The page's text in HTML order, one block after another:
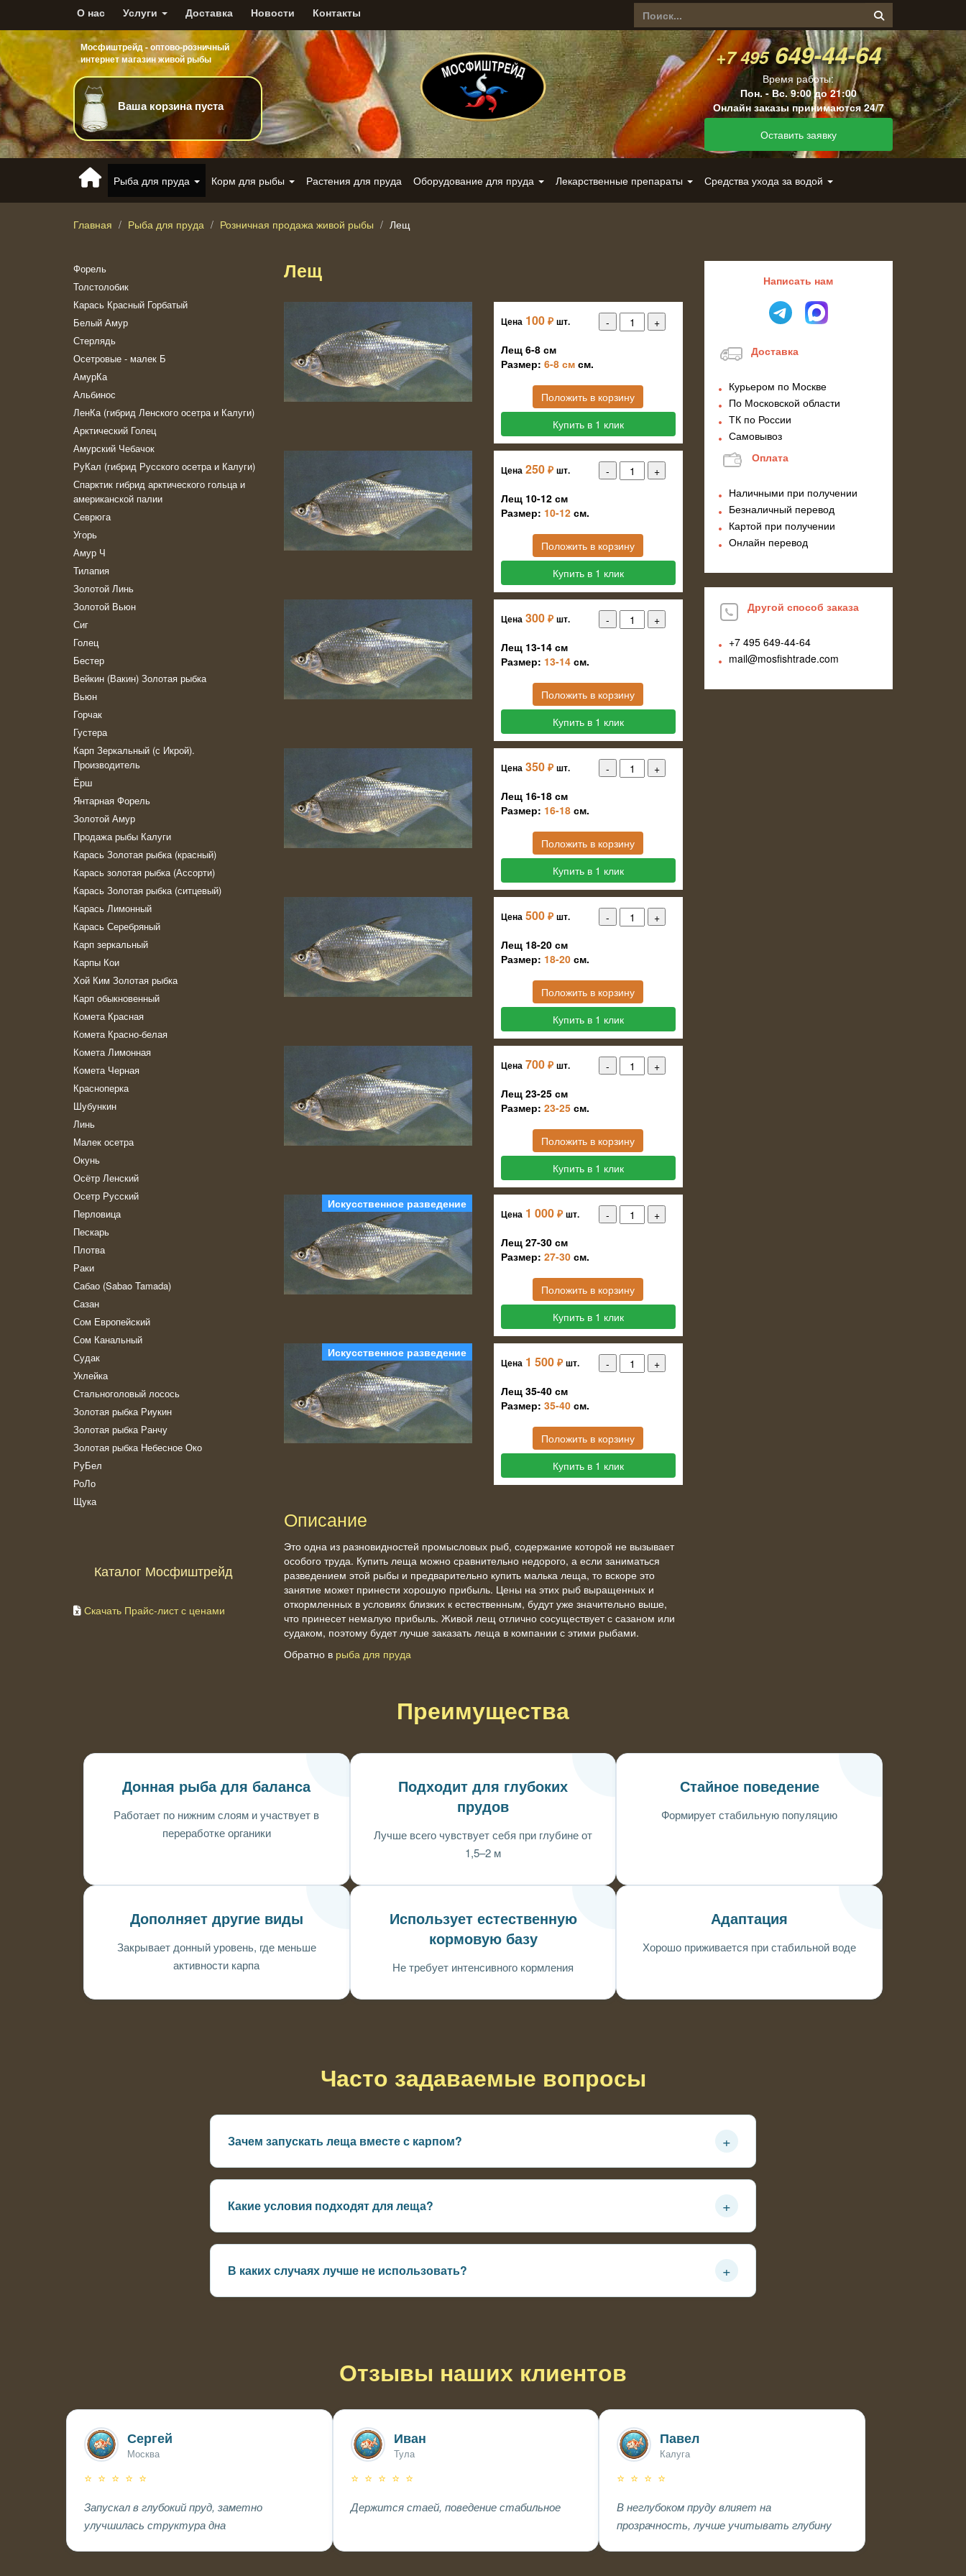
О нас Услуги Доставка Новости Контакты
Мосфиштрейд - оптово-розничный
интернет магазин живой рыбы
Ваша корзина пуста
+7 495649-44-64
Время работы:
Пон. - Вс. 9:00 до 21:00
Онлайн заказы принимаются 24/7
Оставить заявку
Рыба для пруда Корм для рыбы Растения для пруда Оборудование для пруда Лекарственные препараты Средства ухода за водой
Главная Рыба для пруда Розничная продажа живой рыбы Лещ
Форель
Толстолобик
Карась Красный Горбатый
Белый Амур
Стерлядь
Осетровые - малек Б
АмурКа
Альбинос
ЛенКа (гибрид Ленского осетра и Калуги)
Арктический Голец
Амурский Чебачок
РуКал (гибрид Русского осетра и Калуги)
Спарктик гибрид арктического гольца и
американской палии
Севрюга
Угорь
Амур Ч
Тилапия
Золотой Линь
Золотой Вьюн
Сиг
Голец
Бестер
Вейкин (Вакин) Золотая рыбка
Вьюн
Горчак
Густера
Карп Зеркальный (с Икрой).
Производитель
Ёрш
Янтарная Форель
Золотой Амур
Продажа рыбы Калуги
Карась Золотая рыбка (красный)
Карась золотая рыбка (Ассорти)
Карась Золотая рыбка (ситцевый)
Карась Лимонный
Карась Серебряный
Карп зеркальный
Карпы Кои
Хой Ким Золотая рыбка
Карп обыкновенный
Комета Красная
Комета Красно-белая
Комета Лимонная
Комета Черная
Красноперка
Шубункин
Линь
Малек осетра
Окунь
Осётр Ленский
Осетр Русский
Перловица
Пескарь
Плотва
Раки
Сабао (Sabao Tamada)
Сазан
Сом Европейский
Сом Канальный
Судак
Уклейка
Стальноголовый лосось
Золотая рыбка Риукин
Золотая рыбка Ранчу
Золотая рыбка Небесное Око
РуБел
РоЛо
Щука
Каталог Мосфиштрейд
Скачать Прайс-лист с ценами
Лещ
Цена 100 ₽ шт.
Лещ 6-8 см
Размер: 6-8 см см.
Положить в корзину
Купить в 1 клик
Цена 250 ₽ шт.
Лещ 10-12 см
Размер: 10-12 см.
Положить в корзину
Купить в 1 клик
Цена 300 ₽ шт.
Лещ 13-14 см
Размер: 13-14 см.
Положить в корзину
Купить в 1 клик
Цена 350 ₽ шт.
Лещ 16-18 см
Размер: 16-18 см.
Положить в корзину
Купить в 1 клик
Цена 500 ₽ шт.
Лещ 18-20 см
Размер: 18-20 см.
Положить в корзину
Купить в 1 клик
Цена 700 ₽ шт.
Лещ 23-25 см
Размер: 23-25 см.
Положить в корзину
Купить в 1 клик
Искусственное разведение
Цена 1 000 ₽ шт.
Лещ 27-30 см
Размер: 27-30 см.
Положить в корзину
Купить в 1 клик
Искусственное разведение
Цена 1 500 ₽ шт.
Лещ 35-40 см
Размер: 35-40 см.
Положить в корзину
Купить в 1 клик
Описание
Это одна из разновидностей промысловых рыб, содержание которой не вызывает
особого труда. Купить леща можно сравнительно недорого, а если заниматься
разведением этой рыбы и предварительно купить малька леща, то вскоре это
занятие может принести хорошую прибыль. Цены на этих рыб выращенных и
откормленных в условиях близких к естественным, будут уже значительно выше,
что принесет немалую прибыль. Живой лещ отлично сосуществует с сазаном или
судаком, поэтому будет лучше заказать леща в компании с этими рыбами.
Обратно в рыба для пруда
Написать нам
Доставка
Курьером по Москве
По Московской области
ТК по России
Самовывоз
Оплата
Наличными при получении
Безналичный перевод
Картой при получении
Онлайн перевод
Другой способ заказа
+7 495649-44-64
mail@mosfishtrade.com
Преимущества
Донная рыба для баланса
Работает по нижним слоям и участвует в
переработке органики
Подходит для глубоких
прудов
Лучше всего чувствует себя при глубине от
1,5–2 м
Стайное поведение
Формирует стабильную популяцию
Дополняет другие виды
Закрывает донный уровень, где меньше
активности карпа
Использует естественную
кормовую базу
Не требует интенсивного кормления
Адаптация
Хорошо приживается при стабильной воде
Часто задаваемые вопросы
Зачем запускать леща вместе с карпом? +
Лещ работает по дну и дополняет систему, тогда как карп чаще кормится в толще воды
Какие условия подходят для леща? +
Глубина от 1,5 м, мягкое дно, стабильная температура и отсутствие резких изменений
В каких случаях лучше не использовать? +
Отзывы наших клиентов
Сергей
Москва
⭐ ⭐ ⭐ ⭐ ⭐
Запускал в глубокий пруд, заметно
улучшилась структура дна
Иван
Тула
⭐ ⭐ ⭐ ⭐ ⭐
Держится стаей, поведение стабильное
Павел
Калуга
⭐ ⭐ ⭐ ⭐
В неглубоком пруду влияет на
прозрачность, лучше учитывать глубину